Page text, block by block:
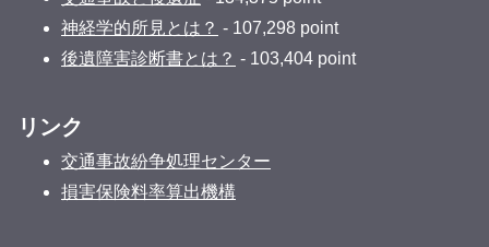
神経学的所見とは？ - 107,298 point
後遺障害診断書とは？ - 103,404 point
リンク
交通事故紛争処理センター
損害保険料率算出機構